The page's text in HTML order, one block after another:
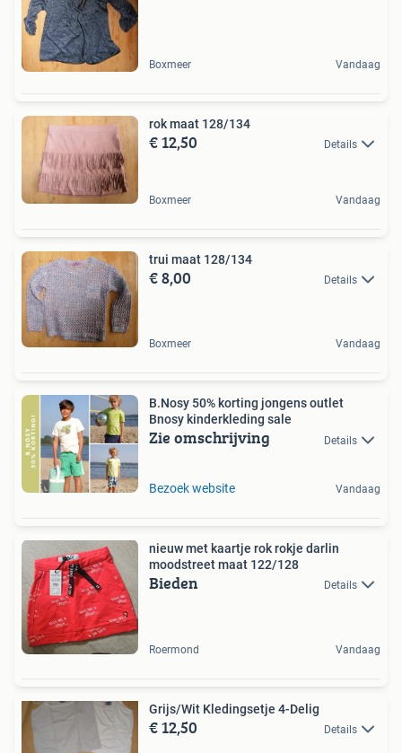
Boxmeer Vandaag
rok maat 128/134
€ 12,50 Details
Boxmeer Vandaag
trui maat 128/134
€ 8,00 Details
Boxmeer Vandaag
B.Nosy 50% korting jongens outlet
Bnosy kinderkleding sale
Zie omschrijving Details
Bezoek website Vandaag
nieuw met kaartje rok rokje darlin
moodstreet maat 122/128
Bieden Details
Roermond Vandaag
Grijs/Wit Kledingsetje 4-Delig
€ 12,50 Details